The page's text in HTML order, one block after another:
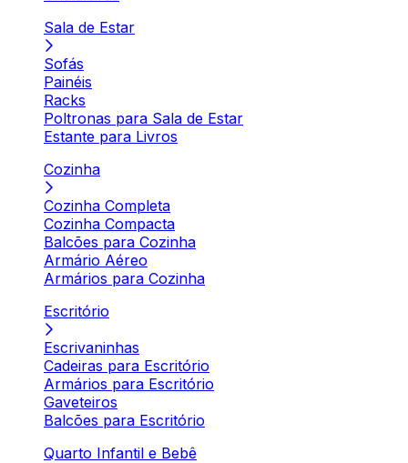
Sala de Estar
Sofás
Painéis
Racks
Poltronas para Sala de Estar
Estante para Livros
Cozinha
Cozinha Completa
Cozinha Compacta
Balcões para Cozinha
Armário Aéreo
Armários para Cozinha
Escritório
Escrivaninhas
Cadeiras para Escritório
Armários para Escritório
Gaveteiros
Balcões para Escritório
Quarto Infantil e Bebê